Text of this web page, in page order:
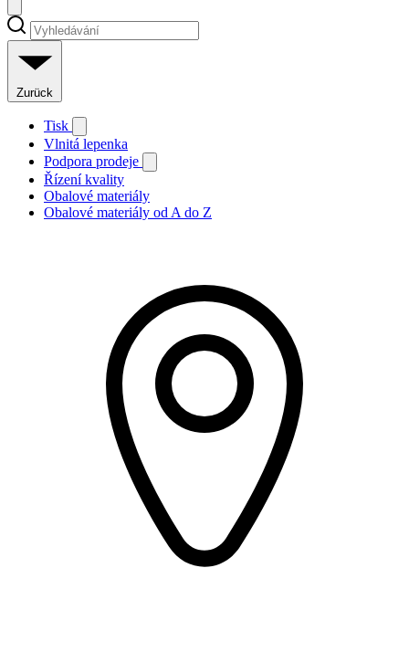
Zurück
Tisk
Vlnitá lepenka
Podpora prodeje
Řízení kvality
Obalové materiály
Obalové materiály od A do Z